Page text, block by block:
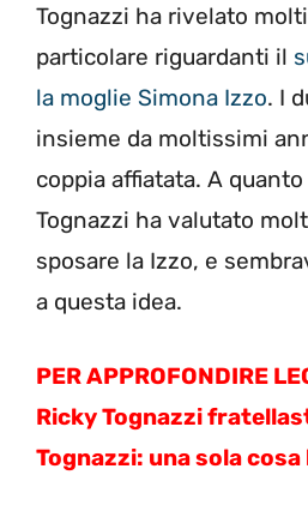
Tognazzi ha rivelato
particolare riguardanti il
la moglie Simona Izzo. I
insieme da moltissimi
coppia affiatata. A
Tognazzi ha valutato
sposare la Izzo, e
a questa idea.
PER APPROFONDIRE
Ricky Tognazzi
Tognazzi: una sola